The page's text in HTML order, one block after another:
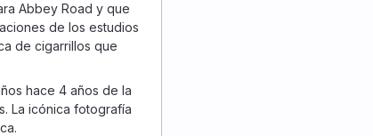
Abbey Road y que
de los estudios
de cigarrillos que
hace 4 años de la
La icónica fotografía